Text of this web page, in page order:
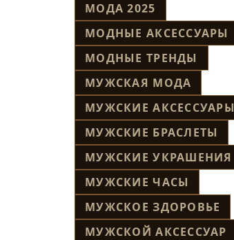
МОДА 2025
МОДНЫЕ АКСЕССУАРЫ
МОДНЫЕ ТРЕНДЫ
МУЖСКАЯ МОДА
МУЖСКИЕ АКСЕССУАРЫ
МУЖСКИЕ БРАСЛЕТЫ
МУЖСКИЕ УКРАШЕНИЯ
МУЖСКИЕ ЧАСЫ
МУЖСКОЕ ЗДОРОВЬЕ
МУЖСКОЙ АКСЕССУАР